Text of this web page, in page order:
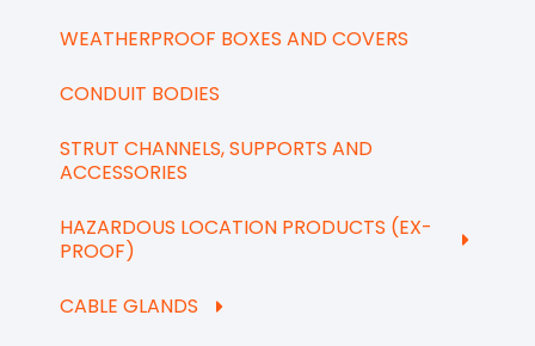
WEATHERPROOF BOXES AND COVERS
CONDUIT BODIES
STRUT CHANNELS, SUPPORTS AND
ACCESSORIES
HAZARDOUS LOCATION PRODUCTS (EX-
PROOF)
CABLE GLANDS